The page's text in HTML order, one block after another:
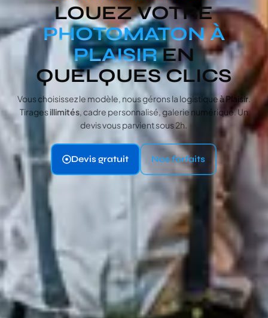
LOUEZ VOTRE
PHOTOMATON À
PLAISIREN
QUELQUES CLICS
Vous choisissez le modèle, nous gérons la logistiqueà Plaisir.
Tiragesillimités, cadre personnalisé, galerie numérique. Un
devis vous parvient sous 2h.
Devis gratuit Nos forfaits